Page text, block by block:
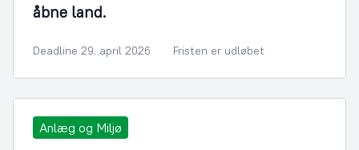
åbne land.
Deadline 29. april 2026 Fristen er udløbet
Anlæg og Miljø